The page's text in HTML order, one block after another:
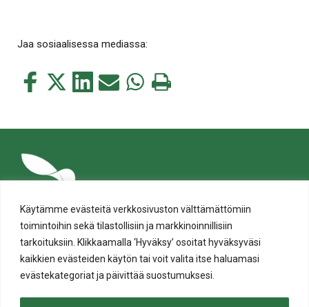
Käytämme evästeitä verkkosivuston välttämättömiin
toimintoihin sekä tilastollisiin ja markkinoinnillisiin
tarkoituksiin. Klikkaamalla ‘Hyväksy’ osoitat hyväksyväsi
kaikkien evästeiden käytön tai voit valita itse haluamasi
evästekategoriat ja päivittää suostumuksesi.
Jaa sosiaalisessa mediassa:
Jaa
Jaa
Jaa Jaa Jaa Tulosta